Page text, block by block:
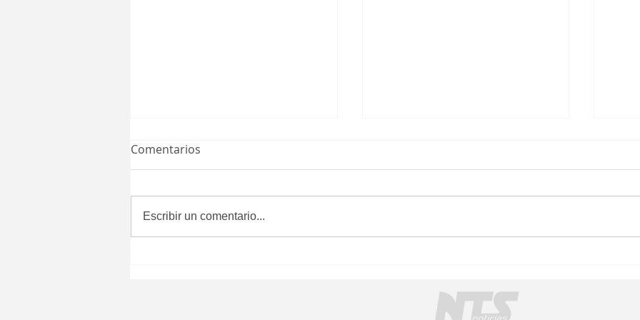
inicial al fortalecimiento del
cooperativismo
Comentarios
Escribir un comentario...